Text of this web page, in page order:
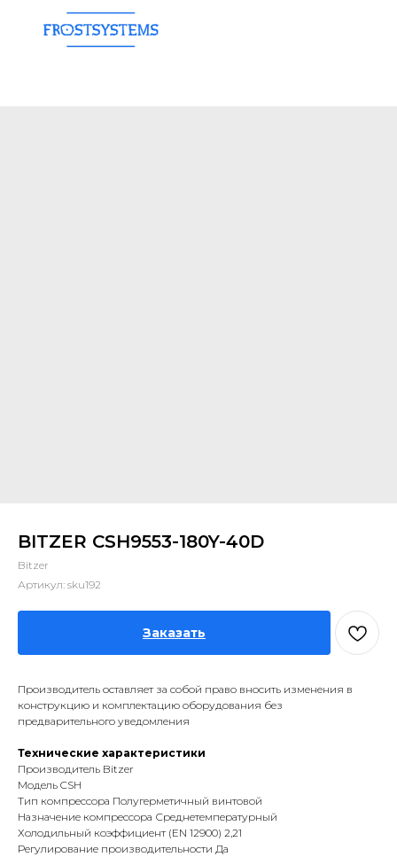
BITZER CSH9553-180Y-40D
Bitzer
Артикул: sku192
Заказать
Производитель оставляет за собой право вносить изменения в
конструкцию и комплектацию оборудования без
предварительного уведомления
Технические характеристики
Производитель Bitzer
Модель CSH
Тип компрессора Полугерметичный винтовой
Назначение компрессора Среднетемпературный
Холодильный коэффициент (EN 12900) 2,21
Регулирование производительности Да